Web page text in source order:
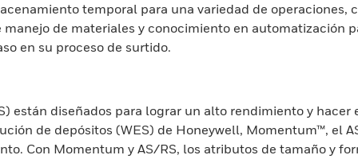
temporal para una variedad de
de materiales y conocimiento en automatización
en su proceso de surtido.
están diseñados para lograr un alto rendimiento y hacer
de depósitos (WES) de Honeywell, Momentum™, el
Con Momentum y AS/RS, los atributos de tamaño y